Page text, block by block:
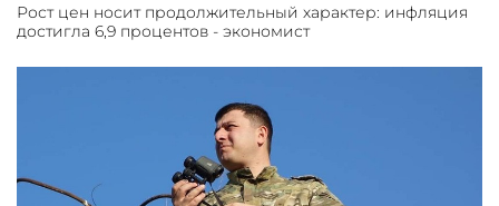
Рост цен носит продолжительный характер: инфляция
достигла 6,9 процентов - экономист